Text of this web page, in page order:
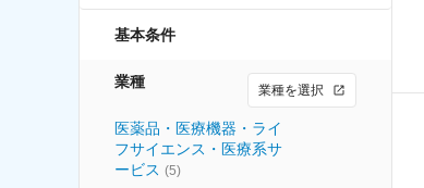
基本条件
業種 業種を選択
医薬品・医療機器・ライ
フサイエンス・医療系サ
ービス (5)